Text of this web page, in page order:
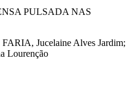
PULSADA NAS
Jucelaine Alves Jardim;
Lourenção